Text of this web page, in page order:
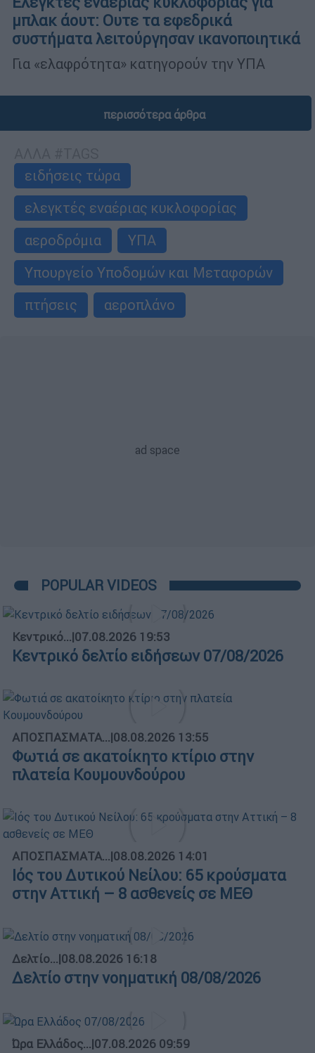
μπλακ άουτ: Ουτε τα εφεδρικά
συστήματα λειτούργησαν ικανοποιητικά
Για «ελαφρότητα» κατηγορούν την ΥΠΑ
περισσότερα άρθρα
ειδήσεις τώρα
ελεγκτές εναέριας κυκλοφορίας
αεροδρόμια
ΥΠΑ
Υπουργείο Υποδομών και Μεταφορών
πτήσεις
αεροπλάνο
POPULAR VIDEOS
Κεντρικό...|07.08.2026 19:53
Κεντρικό δελτίο ειδήσεων 07/08/2026
ΑΠΟΣΠΑΣΜΑΤΑ...|08.08.2026 13:55
Φωτιά σε ακατοίκητο κτίριο στην
πλατεία Κουμουνδούρου
ΑΠΟΣΠΑΣΜΑΤΑ...|08.08.2026 14:01
Ιός του Δυτικού Νείλου: 65 κρούσματα
στην Αττική – 8 ασθενείς σε ΜΕΘ
Δελτίο...|08.08.2026 16:18
Δελτίο στην νοηματική 08/08/2026
Ώρα Ελλάδος...|07.08.2026 09:59